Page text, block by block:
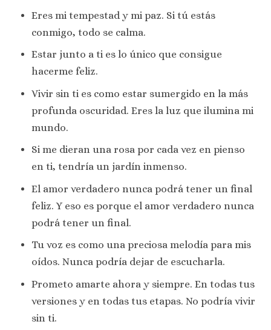
Eres mi tempestad y mi paz. Si tú estás
conmigo, todo se calma.
Estar junto a ti es lo único que consigue
hacerme feliz.
Vivir sin ti es como estar sumergido en la más
profunda oscuridad. Eres la luz que ilumina mi
mundo.
Si me dieran una rosa por cada vez en pienso
en ti, tendría un jardín inmenso.
El amor verdadero nunca podrá tener un final
feliz. Y eso es porque el amor verdadero nunca
podrá tener un final.
Tu voz es como una preciosa melodía para mis
oídos. Nunca podría dejar de escucharla.
Prometo amarte ahora y siempre. En todas tus
versiones y en todas tus etapas. No podría vivir
sin ti.